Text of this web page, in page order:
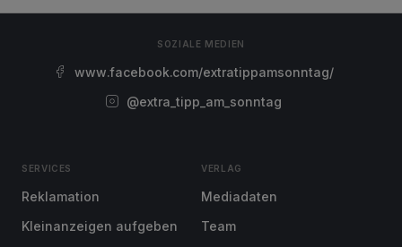
SOZIALE MEDIEN
www.facebook.com/extratippamsonntag/
@extra_tipp_am_sonntag
SERVICES
Reklamation
Kleinanzeigen aufgeben
VERLAG
Mediadaten
Team